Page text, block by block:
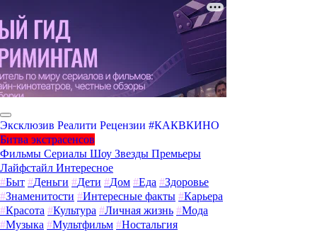
Эксклюзив Реалити Рецензии #КАКВКИНО
Битва экстрасенсов
Фильмы Сериалы Шоу Звезды Премьеры
Лайфстайл Интересное
#Быт #Деньги #Дети #Дом #Еда #Здоровье
#Знаменитости #Интересные факты #Карьера
#Красота #Культура #Личная жизнь #Мода
#Музыка #Мультфильм #Ностальгия